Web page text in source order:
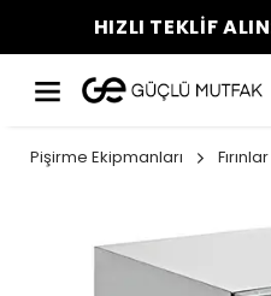
HIZLI TEKLİF
Pişirme Ekipmanları Fırınlar